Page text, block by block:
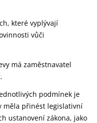
které vyplývají
vůči
má zaměstnavatel
podmínek je
měla přinést legislativní
ustanovení zákona, jako